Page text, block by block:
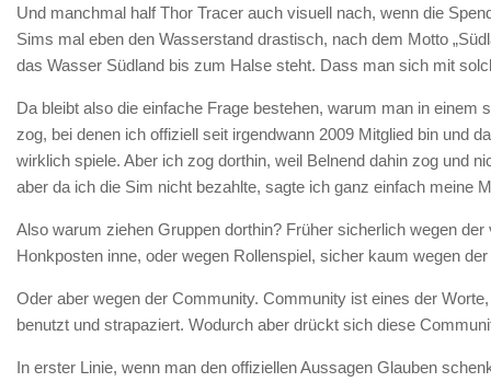
Und manchmal half Thor Tracer auch visuell nach, wenn die
Sims mal eben den Wasserstand drastisch, nach dem Motto
das Wasser Südland bis zum Halse steht. Dass man sich mit
Da bleibt also die einfache Frage bestehen, warum man in
zog, bei denen ich offiziell seit irgendwann 2009 Mitglied bin und
wirklich spiele. Aber ich zog dorthin, weil Belnend dahin zog und
aber da ich die Sim nicht bezahlte, sagte ich ganz einfach meine
Also warum ziehen Gruppen dorthin? Früher sicherlich wegen
Honkposten inne, oder wegen Rollenspiel, sicher kaum wegen
Oder aber wegen der Community. Community ist eines der
benutzt und strapaziert. Wodurch aber drückt sich diese
In erster Linie, wenn man den offiziellen Aussagen Glauben